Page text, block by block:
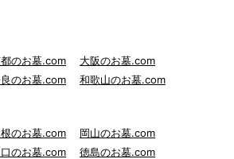
のお墓.com
大阪のお墓.com
のお墓.com 和歌山のお墓.com
のお墓.com
岡山のお墓.com
のお墓.com
徳島のお墓.com